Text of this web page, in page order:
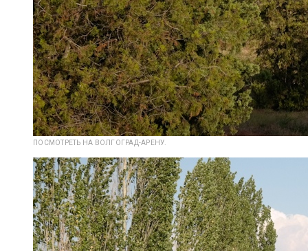
ПОСМОТРЕТЬ НА ВОЛГОГРАД-АРЕНУ.